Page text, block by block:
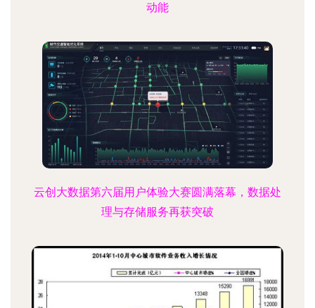
动能
云创大数据第六届用户体验大赛圆满落幕，数据处
理与存储服务再获突破